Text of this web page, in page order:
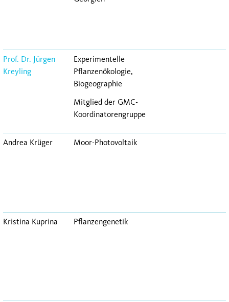
Prof. Dr. Jürgen
Kreyling
Experimentelle
Pflanzenökologie,
Biogeographie
Mitglied der GMC-
Koordinatorengruppe
Andrea Krüger Moor-Photovoltaik
Kristina Kuprina Pflanzengenetik